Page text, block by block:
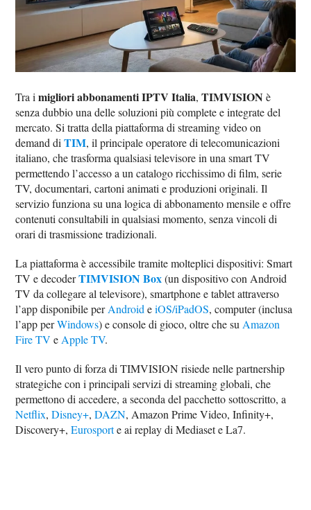
Tra imigliori abbonamenti IPTV Italia,TIMVISION è
senza dubbio una delle soluzioni più complete e integrate del
mercato. Si tratta della piattaforma di streaming video on
demand diTIM, il principale operatore di telecomunicazioni
italiano, che trasforma qualsiasi televisore in una smart TV
permettendo l’accesso a un catalogo ricchissimo di film, serie
TV, documentari, cartoni animati e produzioni originali. Il
servizio funziona su una logica di abbonamento mensile e offre
contenuti consultabili in qualsiasi momento, senza vincoli di
orari di trasmissione tradizionali.
La piattaforma è accessibile tramite molteplici dispositivi: Smart
TV e decoderTIMVISION Box(un dispositivo con Android
TV da collegare al televisore), smartphone e tablet attraverso
l’app disponibile perAndroid eiOS/iPadOS, computer (inclusa
l’app perWindows) e console di gioco, oltre che su Amazon
Fire TV e Apple TV.
Il vero punto di forza di TIMVISION risiede nelle partnership
strategiche con i principali servizi di streaming globali, che
permettono di accedere, a seconda del pacchetto sottoscritto, a
Netflix,Disney+,DAZN, Amazon Prime Video, Infinity+,
Discovery+,Eurosporte ai replay di Mediaset e La7.